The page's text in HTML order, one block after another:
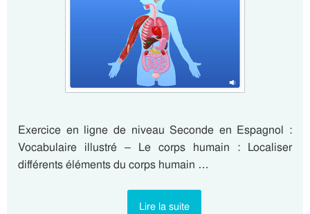
Exercice en ligne de niveau Seconde en Espagnol :
Vocabulaire illustré – Le corps humain : Localiser
différents éléments du corps humain …
Lire la suite